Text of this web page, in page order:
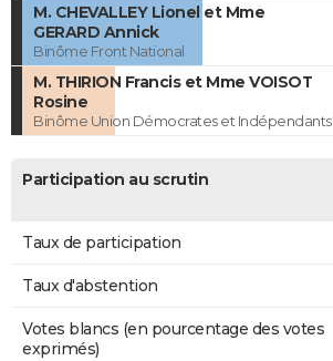
M. CHEVALLEY Lionel et Mme
GERARD Annick
Binôme Front National
M. THIRION Francis et Mme VOISOT
Rosine
Binôme Union Démocrates et Indépendants
Participation au scrutin
Taux de participation
Taux d'abstention
Votes blancs (en pourcentage des votes
exprimés)